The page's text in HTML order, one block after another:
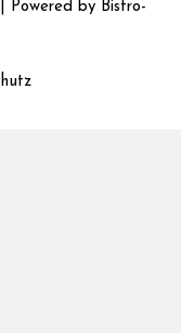
Powered by Bistro-